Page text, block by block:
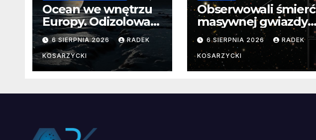
Ocean we wnętrzu
Europy. Odizolowani
przez lodową
barierę
6 SIERPNIA 2026 RADEK
KOSARZYCKI
Obserwowali śmierć
masywnej gwiazdy
od samego
początku.
Niezwykle cenne
dane
6 SIERPNIA 2026 RADEK
KOSARZYCKI